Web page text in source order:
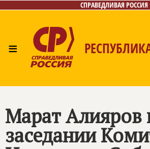
СПРАВЕДЛИВАЯ РОССИЯ
≡
Марат Алияров
заседании